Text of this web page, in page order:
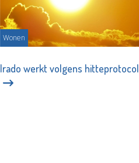
Wonen
Irado werkt volgens hitteprotocol